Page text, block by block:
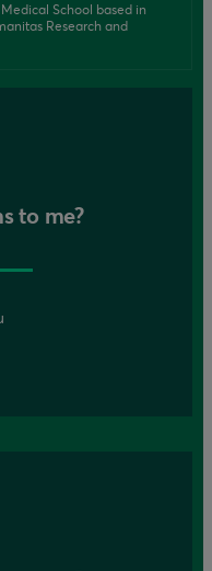
School based in
Research and
to me?